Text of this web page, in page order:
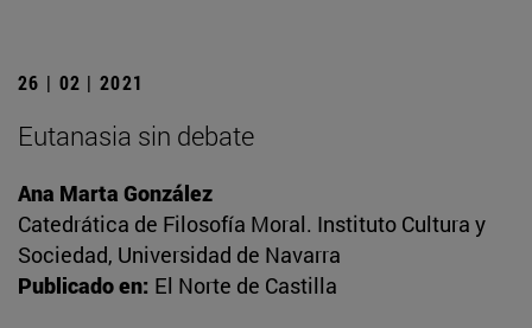
26 | 02 | 2021
Eutanasia sin debate
Ana Marta González
Catedrática de Filosofía Moral. Instituto Cultura y
Sociedad, Universidad de Navarra
Publicado en: El Norte de Castilla